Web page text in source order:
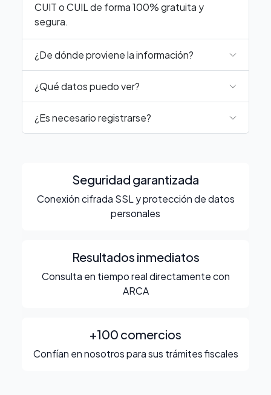
CUIT o CUIL de forma 100% gratuita y
segura.
¿De dónde proviene la información?
¿Qué datos puedo ver?
¿Es necesario registrarse?
Seguridad garantizada
Conexión cifrada SSL y protección de datos
personales
Resultados inmediatos
Consulta en tiempo real directamente con
ARCA
+100 comercios
Confían en nosotros para sus trámites fiscales